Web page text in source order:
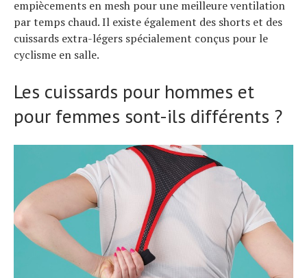
empiècements en mesh pour une meilleure ventilation
par temps chaud. Il existe également des shorts et des
cuissards extra-légers spécialement conçus pour le
cyclisme en salle.
Les cuissards pour hommes et
pour femmes sont-ils différents ?